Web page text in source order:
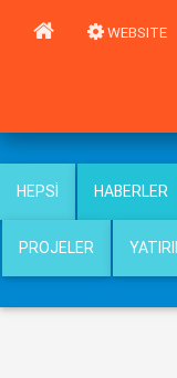
WEBSITE
HEPSI HABERLER
PROJELER